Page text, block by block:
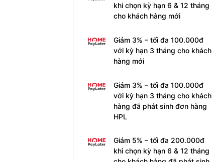
khi chọn kỳ hạn 6 & 12 tháng
cho khách hàng mới
Giảm 3% – tối đa 100.000đ
với kỳ hạn 3 tháng cho khách
hàng mới
Giảm 3% – tối đa 100.000đ
với kỳ hạn 3 tháng cho khách
hàng đã phát sinh đơn hàng
HPL
Giảm 5% – tối đa 200.000đ
khi chọn kỳ hạn 6 & 12 tháng